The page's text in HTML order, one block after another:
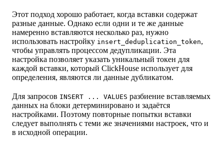
Этот подход хорошо работает, когда вставки содержат
разные данные. Однако если одни и те же данные
намеренно вставляются несколько раз, нужно
использовать настройку insert_deduplication_token,
чтобы управлять процессом дедупликации. Эта
настройка позволяет указать уникальный токен для
каждой вставки, который ClickHouse использует для
определения, являются ли данные дубликатом.
Для запросов INSERT ... VALUES разбиение вставляемых
данных на блоки детерминировано и задаётся
настройками. Поэтому повторные попытки вставки
следует выполнять с теми же значениями настроек, что и
в исходной операции.